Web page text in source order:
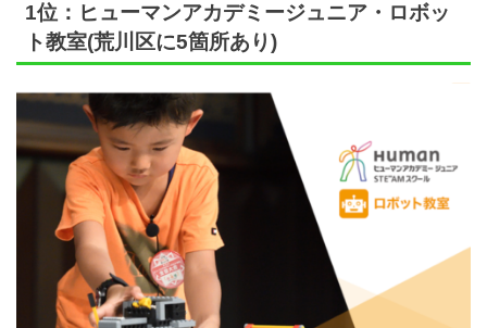
1位：ヒューマンアカデミージュニア・ロボッ
ト教室(荒川区に5箇所あり)